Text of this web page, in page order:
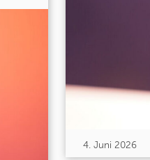
4. Juni 2026